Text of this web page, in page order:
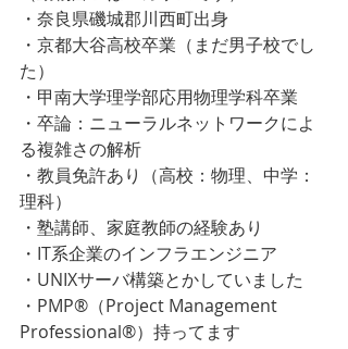
・奈良県磯城郡川西町出身
・京都大谷高校卒業（まだ男子校でし
た）
・甲南大学理学部応用物理学科卒業
・卒論：ニューラルネットワークによ
る複雑さの解析
・教員免許あり（高校：物理、中学：
理科）
・塾講師、家庭教師の経験あり
・IT系企業のインフラエンジニア
・UNIXサーバ構築とかしていました
・PMP®︎（Project Management
Professional®︎）持ってます